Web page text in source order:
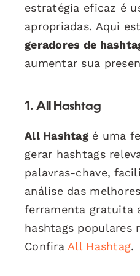
estratégia eficaz é
apropriadas. Aqui
geradores de
aumentar sua
1. All Hashtag
All Hashtagé uma
gerar hashtags
palavras-chave,
análise das
ferramenta gratuita
hashtags populares
Confira All Hashtag.